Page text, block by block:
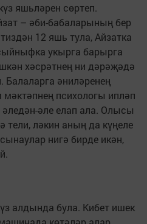
яшьләрен сөртеп.
– әби-бабаларының бер
12 яшь тула, Айзатка
укырга барырга
хәсрәтнең ни дәрәҗәдә
Балаларга әниләренең
психологы ипләп
әледән-әле елап ала. Олысы
тели, ләкин аның да күңеле
нигә бирде икән,
алдында була. Кибет ишек